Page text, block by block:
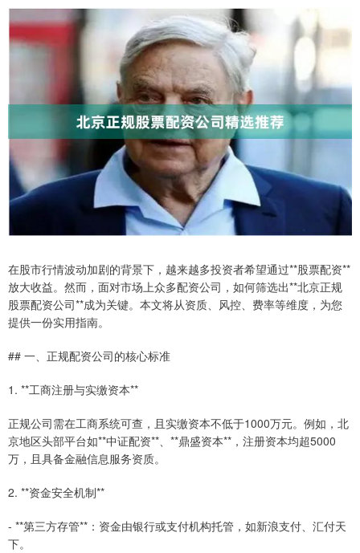
在股市行情波动加剧的背景下，越来越多投资者希望通过**股票配资**
放大收益。然而，面对市场上众多配资公司，如何筛选出**北京正规
股票配资公司**成为关键。本文将从资质、风控、费率等维度，为您
提供一份实用指南。
## 一、正规配资公司的核心标准
1. **工商注册与实缴资本**
正规公司需在工商系统可查，且实缴资本不低于1000万元。例如，北
京地区头部平台如**中证配资**、**鼎盛资本**，注册资本均超5000
万，且具备金融信息服务资质。
2. **资金安全机制**
- **第三方存管**：资金由银行或支付机构托管，如新浪支付、汇付天
下。